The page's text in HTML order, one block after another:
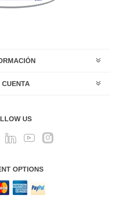
CUENTA
US
OPTIONS